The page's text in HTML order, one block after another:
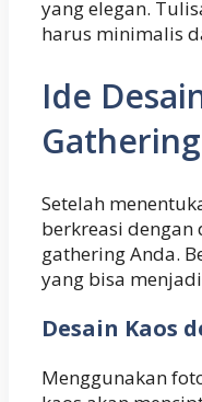
yang elegan.
harus minimalis
Ide
Setelah
berkreasi dengan
gathering Anda.
yang bisa
Desain Kaos
Menggunakan